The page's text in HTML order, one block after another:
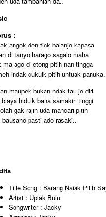
:
angok den tiok balanjo kapasa
di tanyo harago sagalo maha
ma ago di etong pitih nan tingga
indak cukuik pitih untuak panuka..
maupek bukan ndak tau jo diri
biaya hiduik bana samakin tinggi
gak rajin uda mancari pitih
bausaho pasti ado rasaki..
Title Song : Barang Naiak Pitih
Artist : Upiak Bulu
Songwriter : Jacky